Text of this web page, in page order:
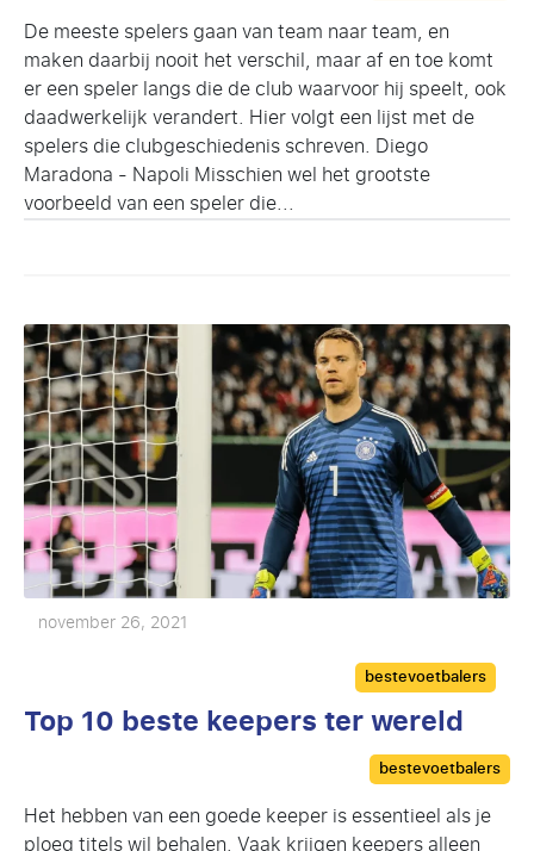
De meeste spelers gaan van team naar team, en
maken daarbij nooit het verschil, maar af en toe komt
er een speler langs die de club waarvoor hij speelt, ook
daadwerkelijk verandert. Hier volgt een lijst met de
spelers die clubgeschiedenis schreven. Diego
Maradona - Napoli Misschien wel het grootste
voorbeeld van een speler die...
november 26, 2021
Categories
bestevoetbalers
Top 10 beste keepers ter wereld
Categories
bestevoetbalers
Het hebben van een goede keeper is essentieel als je